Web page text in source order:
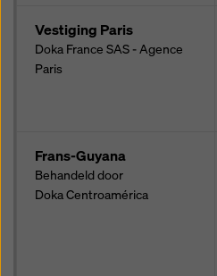
Vestiging Paris
Doka France SAS - Agence
Paris
Frans-Guyana
Behandeld door
Doka Centroamérica